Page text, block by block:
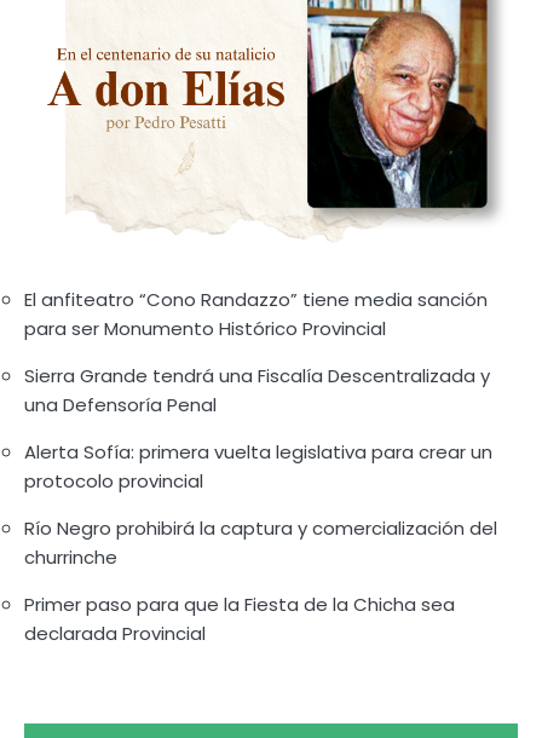
El anfiteatro “Cono Randazzo” tiene media sanción
para ser Monumento Histórico Provincial
Sierra Grande tendrá una Fiscalía Descentralizada y
una Defensoría Penal
Alerta Sofía: primera vuelta legislativa para crear un
protocolo provincial
Río Negro prohibirá la captura y comercialización del
churrinche
Primer paso para que la Fiesta de la Chicha sea
declarada Provincial